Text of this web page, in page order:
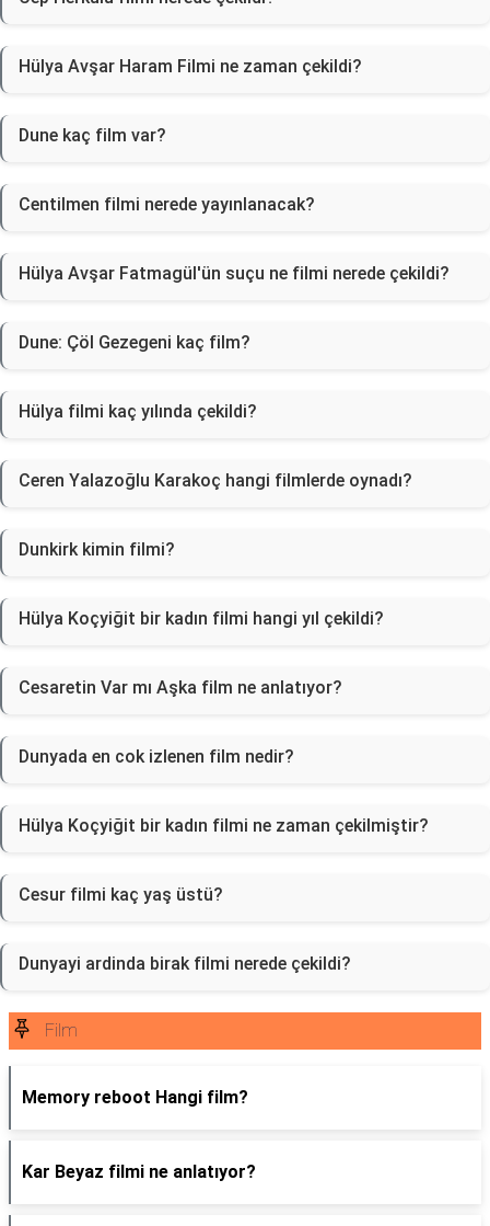
Hülya Avşar Haram Filmi ne zaman çekildi?
Dune kaç film var?
Centilmen filmi nerede yayınlanacak?
Hülya Avşar Fatmagül'ün suçu ne filmi nerede çekildi?
Dune: Çöl Gezegeni kaç film?
Hülya filmi kaç yılında çekildi?
Ceren Yalazoğlu Karakoç hangi filmlerde oynadı?
Dunkirk kimin filmi?
Hülya Koçyiğit bir kadın filmi hangi yıl çekildi?
Cesaretin Var mı Aşka film ne anlatıyor?
Dunyada en cok izlenen film nedir?
Hülya Koçyiğit bir kadın filmi ne zaman çekilmiştir?
Cesur filmi kaç yaş üstü?
Dunyayi ardinda birak filmi nerede çekildi?
Film
Memory reboot Hangi film?
Kar Beyaz filmi ne anlatıyor?